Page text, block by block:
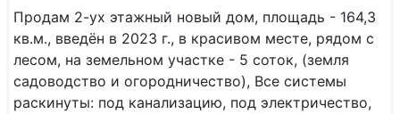
Продам 2-ух этажный новый дом, площадь - 164,3
кв.м., введён в 2023 г., в красивом месте, рядом с
лесом, на земельном участке - 5 соток, (земля
садоводство и огородничество), Все системы
раскинуты: под канализацию, под электричество,